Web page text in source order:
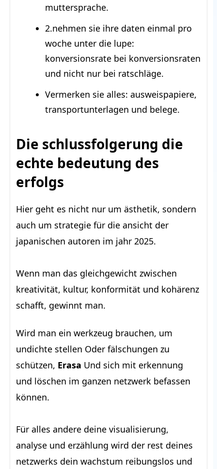
muttersprache.
2.nehmen sie ihre daten einmal pro
woche unter die lupe:
konversionsrate bei konversionsraten
und nicht nur bei ratschläge.
Vermerken sie alles: ausweispapiere,
transportunterlagen und belege.
Die schlussfolgerung die
echte bedeutung des
erfolgs
Hier geht es nicht nur um ästhetik, sondern
auch um strategie für die ansicht der
japanischen autoren im jahr 2025.
Wenn man das gleichgewicht zwischen
kreativität, kultur, konformität und kohärenz
schafft, gewinnt man.
Wird man ein werkzeug brauchen, um
undichte stellen Oder fälschungen zu
schützen, Erasa Und sich mit erkennung
und löschen im ganzen netzwerk befassen
können.
Für alles andere deine visualisierung,
analyse und erzählung wird der rest deines
netzwerks dein wachstum reibungslos und